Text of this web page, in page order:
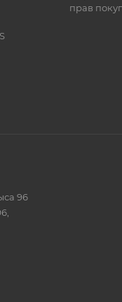
прав
96